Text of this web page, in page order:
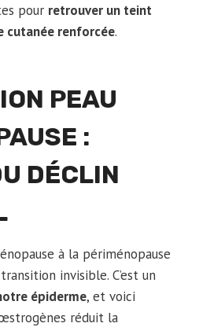
pour retrouver un teint
cutanée renforcée.
PEAU
:
DÉCLIN
à la périménopause
invisible. C’est un
épiderme, et voici
réduit la